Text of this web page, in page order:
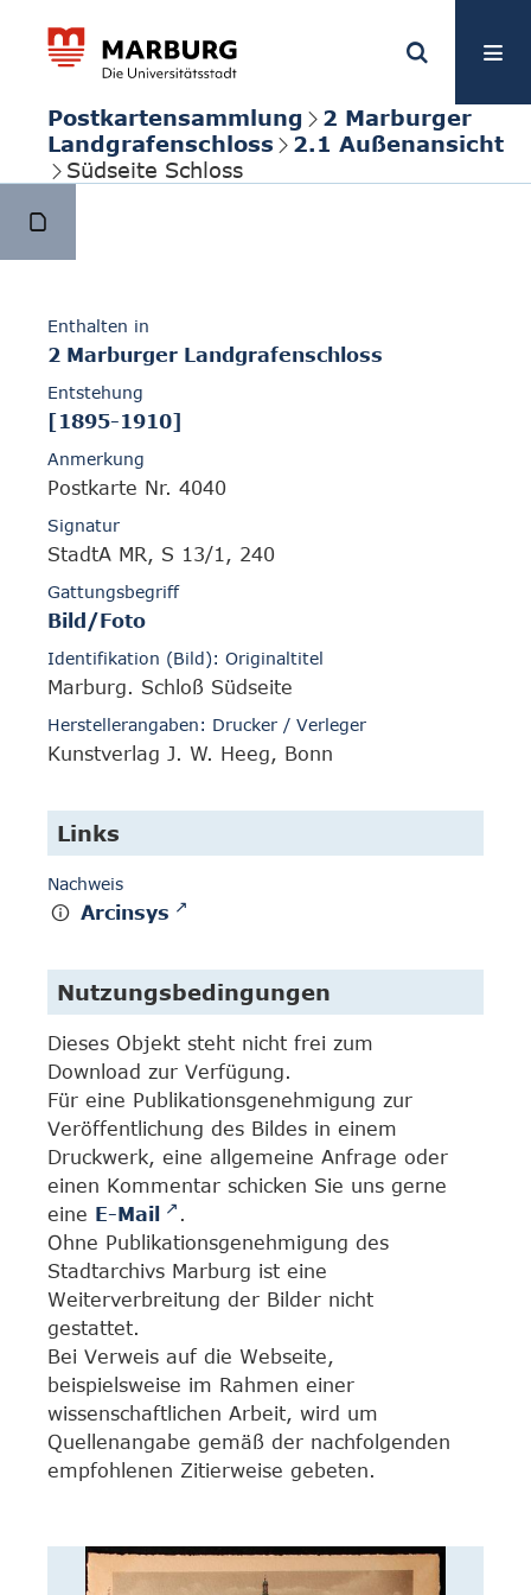
Postkartensammlung
2 Marburger
Landgrafenschloss
2.1 Außenansicht
Südseite Schloss
Enthalten in
2 Marburger Landgrafenschloss
Entstehung
[1895-1910]
Anmerkung
Postkarte Nr. 4040
Signatur
StadtA MR, S 13/1, 240
Gattungsbegriff
Bild/Foto
Identifikation (Bild): Originaltitel
Marburg. Schloß Südseite
Herstellerangaben: Drucker / Verleger
Kunstverlag J. W. Heeg, Bonn
Links
Nachweis
Arcinsys
Nutzungsbedingungen
Dieses Objekt steht nicht frei zum
Download zur Verfügung.
Für eine Publikationsgenehmigung zur
Veröffentlichung des Bildes in einem
Druckwerk, eine allgemeine Anfrage oder
einen Kommentar schicken Sie uns gerne
eine E-Mail
.
Ohne Publikationsgenehmigung des
Stadtarchivs Marburg ist eine
Weiterverbreitung der Bilder nicht
gestattet.
Bei Verweis auf die Webseite,
beispielsweise im Rahmen einer
wissenschaftlichen Arbeit, wird um
Quellenangabe gemäß der nachfolgenden
empfohlenen Zitierweise gebeten.